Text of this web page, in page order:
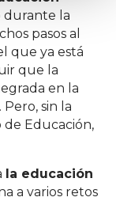
durante la
pasos al
que ya está
que la
en la
sin la
de Educación,
la educación
a varios retos